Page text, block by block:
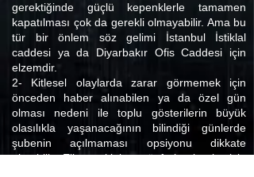
gerektiğinde güçlü kepenklerle tamamen
kapatılması çok da gerekli olmayabilir. Ama bu
tür bir önlem söz gelimi İstanbul İstiklal
caddesi ya da Diyarbakır Ofis Caddesi için
elzemdir.
2- Kitlesel olaylarda zarar görmemek için
önceden haber alınabilen ya da özel gün
olması nedeni ile toplu gösterilerin büyük
olasılıkla yaşanacağının bilindiği günlerde
şubenin açılmaması opsiyonu dikkate
alınabilir. Elbette ki bu münferit olarak sizin